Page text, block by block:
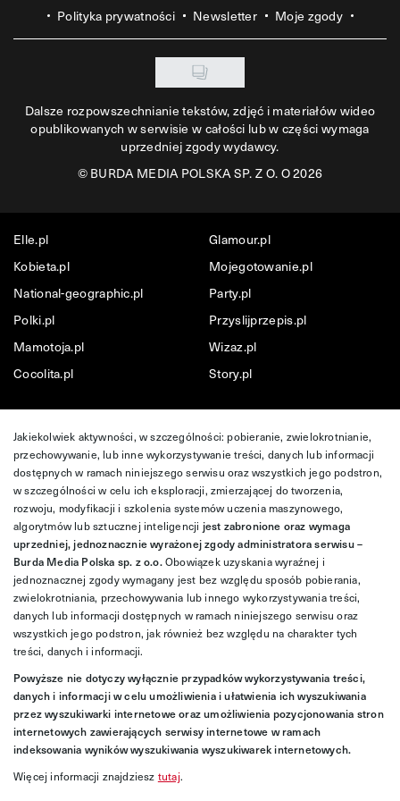
Polityka prywatności
Newsletter Moje zgody
Dalsze rozpowszechnianie tekstów, zdjęć i materiałów wideo
opublikowanych w serwisie w całości lub w części wymaga
uprzedniej zgody wydawcy.
©BURDA MEDIA POLSKA SP. Z O. O 2026
Elle.pl
Glamour.pl
Kobieta.pl
Mojegotowanie.pl
National-geographic.pl
Party.pl
Polki.pl
Przyslijprzepis.pl
Mamotoja.pl
Wizaz.pl
Cocolita.pl
Story.pl
Jakiekolwiek aktywności, w szczególności: pobieranie, zwielokrotnianie,
przechowywanie, lub inne wykorzystywanie treści, danych lub informacji
dostępnych w ramach niniejszego serwisu oraz wszystkich jego podstron,
w szczególności w celu ich eksploracji, zmierzającej do tworzenia,
rozwoju, modyfikacji i szkolenia systemów uczenia maszynowego,
algorytmów lub sztucznej inteligencji jest zabronione oraz wymaga
uprzedniej, jednoznacznie wyrażonej zgody administratora serwisu –
Burda Media Polska sp. z o.o.Obowiązek uzyskania wyraźnej i
jednoznacznej zgody wymagany jest bez względu sposób pobierania,
zwielokrotniania, przechowywania lub innego wykorzystywania treści,
danych lub informacji dostępnych w ramach niniejszego serwisu oraz
wszystkich jego podstron, jak również bez względu na charakter tych
treści, danych i informacji.
Powyższe nie dotyczy wyłącznie przypadków wykorzystywania treści,
danych i informacji w celu umożliwienia i ułatwienia ich wyszukiwania
przez wyszukiwarki internetowe oraz umożliwienia pozycjonowania stron
internetowych zawierających serwisy internetowe w ramach
indeksowania wyników wyszukiwania wyszukiwarek internetowych.
Więcej informacji znajdziesz tutaj.